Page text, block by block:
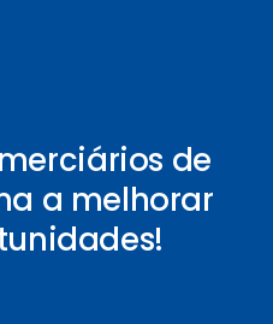
de
a melhorar